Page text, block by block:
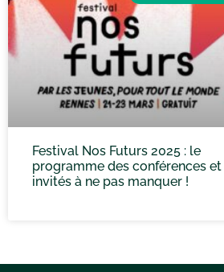
Festival Nos Futurs 2025 : le
programme des conférences et
invités à ne pas manquer !